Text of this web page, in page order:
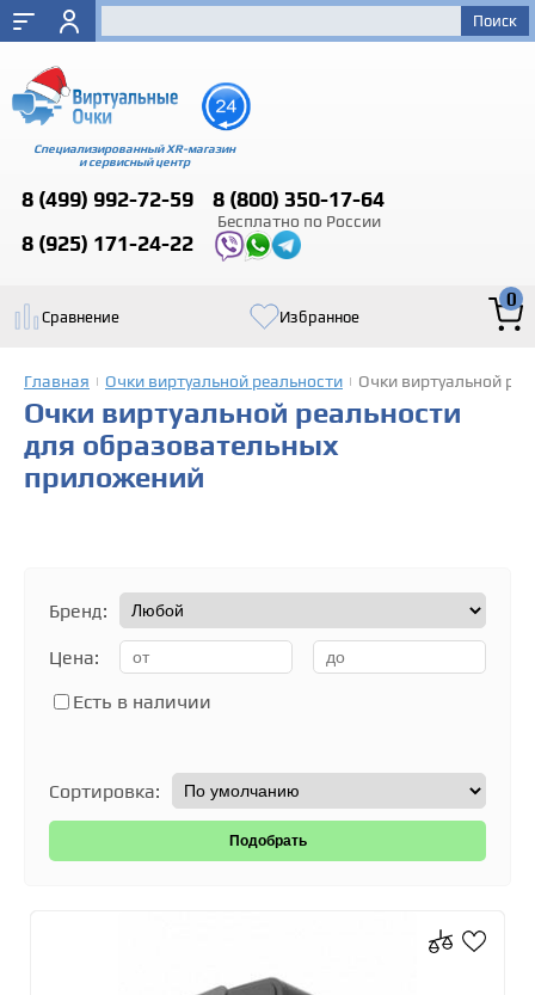
Специализированный XR-магазин
и сервисный центр
8 (499) 992-72-59 8 (800) 350-17-64
Бесплатно по России
8 (925) 171-24-22
Сравнение Избранное
0
Главная Очки виртуальной реальности Очки виртуальной
Очки виртуальной реальности
для образовательных
приложений
Бренд:
Цена:
Есть в наличии
Сортировка: